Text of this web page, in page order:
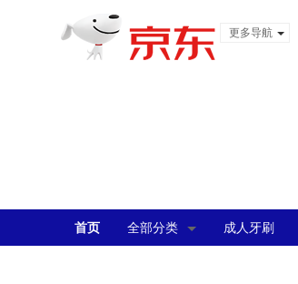
更多导航
首页 全部分类 成人牙刷